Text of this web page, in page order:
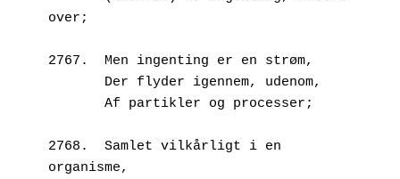
over;
2767.  Men ingenting er en strøm,
       Der flyder igennem, udenom,
       Af partikler og processer;
2768.  Samlet vilkårligt i en
organisme,